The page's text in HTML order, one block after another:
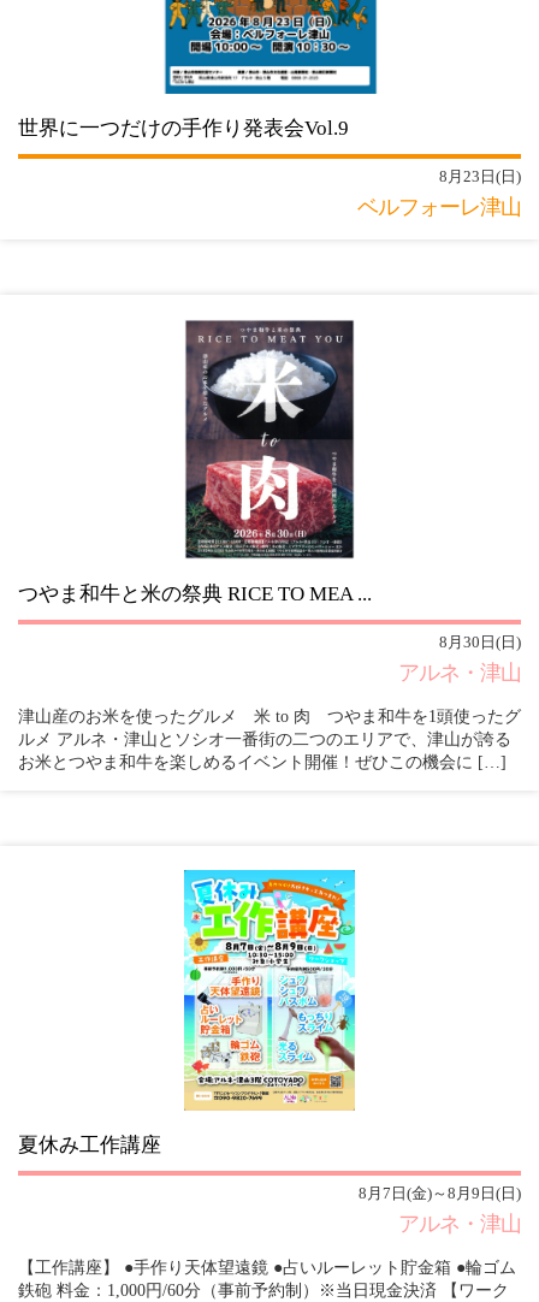
世界に一つだけの手作り発表会Vol.9
8月23日(日)
ベルフォーレ津山
つやま和牛と米の祭典 RICE TO MEA ...
8月30日(日)
アルネ・津山
津山産のお米を使ったグルメ 米 to 肉 つやま和牛を1頭使ったグ
ルメ アルネ・津山とソシオ一番街の二つのエリアで、津山が誇る
お米とつやま和牛を楽しめるイベント開催！ぜひこの機会に […]
夏休み工作講座
8月7日(金)～8月9日(日)
アルネ・津山
【工作講座】 ●手作り天体望遠鏡 ●占いルーレット貯金箱 ●輪ゴム
鉄砲 料金：1,000円/60分（事前予約制）※当日現金決済 【ワーク